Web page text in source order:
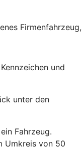
Firmenfahrzeug,
und
unter den
Fahrzeug.
Umkreis von 50